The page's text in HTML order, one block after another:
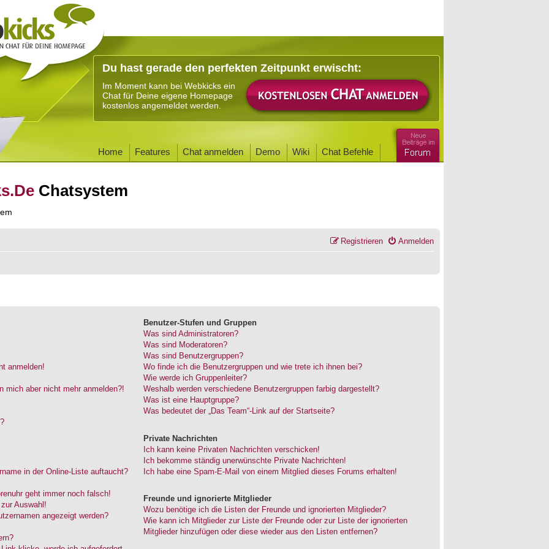
Du hast gerade den perfekten Zeitpunkt erwischt:
Im Moment kann bei Webkicks ein
Chat für Deine eigene Homepage
kostenlos angemeldet werden.
Home Features Chat anmelden Demo Wiki Chat Befehle
Chatsystem
Anmelden
Registrieren
anmelden!
mich aber nicht mehr anmelden?!
in der Online-Liste auftaucht?
geht immer noch falsch!
Auswahl!
angezeigt werden?
Benutzer-Stufen und Gruppen
Was sind Administratoren?
Was sind Moderatoren?
Was sind Benutzergruppen?
Wo finde ich die Benutzergruppen und wie trete ich ihnen bei?
Wie werde ich Gruppenleiter?
Weshalb werden verschiedene Benutzergruppen farbig dargestellt?
Was ist eine Hauptgruppe?
Was bedeutet der „Das Team“-Link auf der Startseite?
Private Nachrichten
Ich kann keine Privaten Nachrichten verschicken!
Ich bekomme ständig unerwünschte Private Nachrichten!
Ich habe eine Spam-E-Mail von einem Mitglied dieses Forums erhalten!
Freunde und ignorierte Mitglieder
Wozu benötige ich die Listen der Freunde und ignorierten Mitglieder?
Wie kann ich Mitglieder zur Liste der Freunde oder zur Liste der ignorierten
Mitglieder hinzufügen oder diese wieder aus den Listen entfernen?